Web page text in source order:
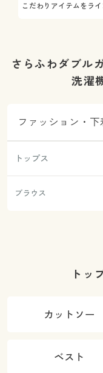
こだわりアイテムをライ
さらふわダブル
洗濯
ファッション・下
トップス
ブラウス
トッ
カットソー
ベスト